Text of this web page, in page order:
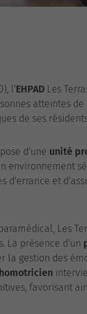
l'EHPAD Les
atteintes
de ses
d'une unité
environnement
d'errance et
Les
La présence d'un
la gestion des
favorisant